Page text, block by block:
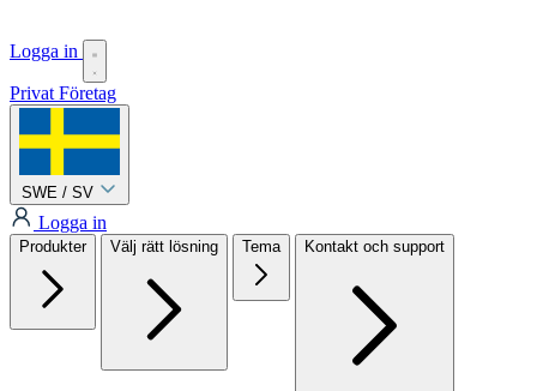
Logga in
Privat Företag
SWE / SV
Logga in
Produkter Välj rätt lösning Tema Kontakt och support